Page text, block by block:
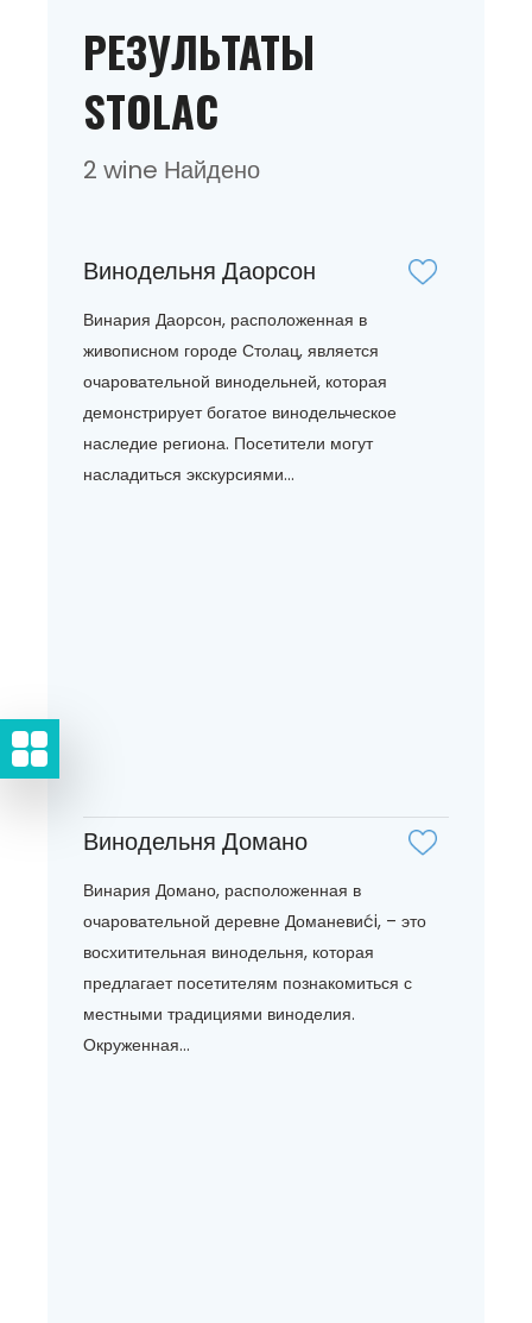
РЕЗУЛЬТАТЫ
STOLAC
2 wine Найдено
Винодельня Даорсон
Винария Даорсон, расположенная в
живописном городе Столац, является
очаровательной винодельней, которая
демонстрирует богатое винодельческое
наследие региона. Посетители могут
насладиться экскурсиями...
Винодельня Домано
Винария Домано, расположенная в
очаровательной деревне Доманевиći, – это
восхитительная винодельня, которая
предлагает посетителям познакомиться с
местными традициями виноделия.
Окруженная...